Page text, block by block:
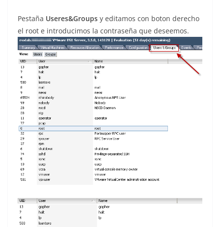
Pestaña Useres&Groups y editamos con boton derecho
el root e introducimos la contraseña que deseemos.